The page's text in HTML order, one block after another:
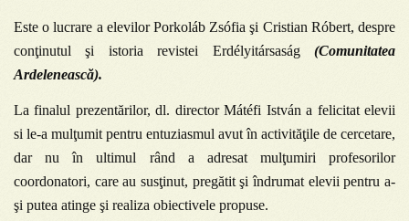
Este o lucrare a elevilorPorkoláb Zsófia şi Cristian Róbert, despre
conţinutul şi istoria revistei Erdélyitársaság (Comunitatea
Ardelenească).
La finalul prezentărilor, dl. directorMátéfi István a felicitat elevii
si le-a mulţumit pentru entuziasmul avut în activităţile de cercetare,
dar nu în ultimul rând a adresat mulţumiri profesorilor
coordonatori, care au susţinut, pregătit şi îndrumat elevii pentru a-
şi putea atinge şi realiza obiectivele propuse.